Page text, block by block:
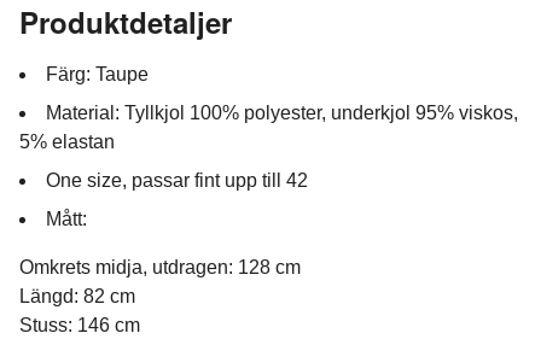
Produktdetaljer
Färg: Taupe
Material: Tyllkjol 100% polyester, underkjol 95% viskos,
5% elastan
One size, passar fint upp till 42
Mått:
Omkrets midja, utdragen: 128 cm
Längd: 82 cm
Stuss: 146 cm